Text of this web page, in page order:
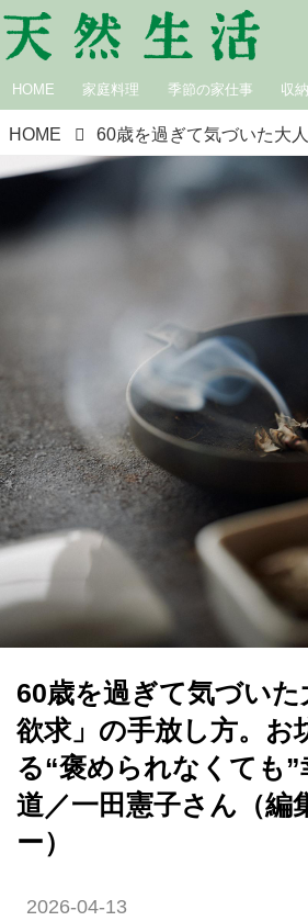
HOME 家庭料理 季節の家仕事 収納
HOME
60歳を過ぎて気づいた
欲求」の手放し方。お
る“褒められなくても
道／一田憲子さん（編
ー）
2026-04-13